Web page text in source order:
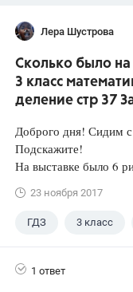
Лера Шустрова
Сколько было на
3 класс
деление стр 37
Доброго дня! Сидим с
Подскажите!
На выставке было 6
23 ноября 2017
ГДЗ 3 класс
1 ответ